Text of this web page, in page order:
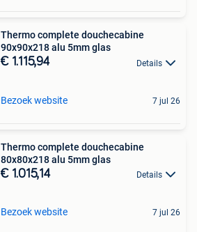
Thermo complete douchecabine
90x90x218 alu 5mm glas
€ 1.115,94 Details
Bezoek website 7 jul 26
Thermo complete douchecabine
80x80x218 alu 5mm glas
€ 1.015,14 Details
Bezoek website 7 jul 26